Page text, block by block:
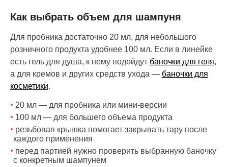
Как выбрать объем для шампуня
Для пробника достаточно 20 мл, для небольшого
розничного продукта удобнее 100 мл. Если в линейке
есть гель для душа, к нему подойдут баночки для геля,
а для кремов и других средств ухода — баночки для
косметики.
20 мл — для пробника или мини-версии
100 мл — для большего объема продукта
резьбовая крышка помогает закрывать тару после
каждого применения
перед партией нужно проверить выбранную баночку
с конкретным шампунем